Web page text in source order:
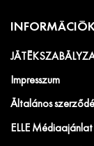
Impresszum
Általános
ELLE